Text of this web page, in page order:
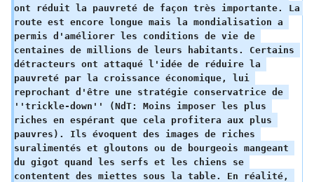
ont réduit la pauvreté de façon très importante. La
route est encore longue mais la mondialisation a
permis d'améliorer les conditions de vie de
centaines de millions de leurs habitants. Certains
détracteurs ont attaqué l'idée de réduire la
pauvreté par la croissance économique, lui
reprochant d'être une stratégie conservatrice de
''trickle-down'' (NdT: Moins imposer les plus
riches en espérant que cela profitera aux plus
pauvres). Ils évoquent des images de riches
suralimentés et gloutons ou de bourgeois mangeant
du gigot quand les serfs et les chiens se
contentent des miettes sous la table. En réalité,